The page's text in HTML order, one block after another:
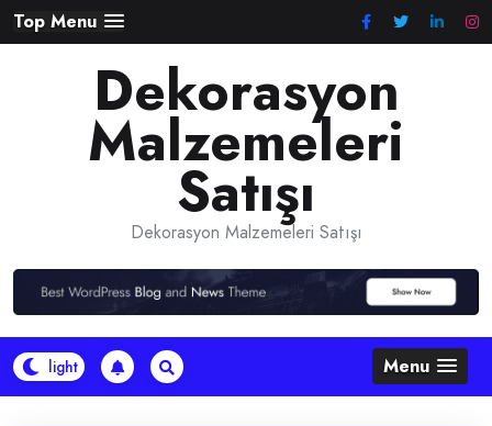
Skip
to
Top Menu
Dekorasyon
Malzemeleri
Satışı
Dekorasyon Malzemeleri Satışı
Menu